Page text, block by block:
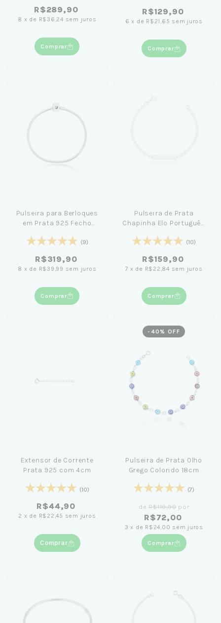
R$289,90
8 x de R$36,24 sem juros
Comprar
R$129,90
6 x de R$21,65 sem juros
Comprar
Pulseira para Berloques
em Prata 925 Fecho
(9)
R$319,90
8 x de R$39,99 sem juros
Comprar
Pulseira de Prata
Chapinha Elo Português
(10)
R$159,90
7 x de R$22,84 sem juros
Comprar
Extensor de Corrente
Prata 925 com 4cm
(10)
R$44,90
2 x de R$22,45 sem juros
Comprar
- 40 % OFF
Pulseira de Prata Olho
Grego Colorido 18cm
(7)
deR$119,90 por
R$72,00
3 x de R$24,00 sem juros
Comprar